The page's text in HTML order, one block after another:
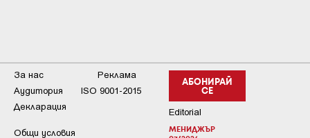
АБОНИРАЙ
СЕ
Editorial
МЕНИДЖЪР
За нас
Реклама
Аудитория
ISO 9001-2015
Декларация
Общи условия